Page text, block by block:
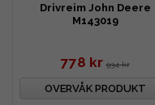
Drivreim John Deere
M143019
778 kr 934 kr
OVERVÅK PRODUKT